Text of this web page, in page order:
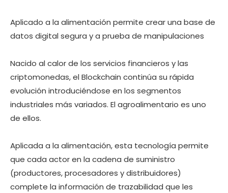
Aplicado a la alimentación permite crear una base de
datos digital segura y a prueba de manipulaciones
Nacido al calor de los servicios financieros y las
criptomonedas, el Blockchain continúa su rápida
evolución introduciéndose en los segmentos
industriales más variados. El agroalimentario es uno
de ellos.
Aplicada a la alimentación, esta tecnología permite
que cada actor en la cadena de suministro
(productores, procesadores y distribuidores)
complete la información de trazabilidad que les